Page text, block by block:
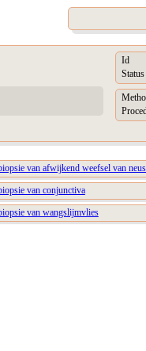
Id
Status
van afwijkend weefsel van
van conjunctiva
van wangslijmvlies